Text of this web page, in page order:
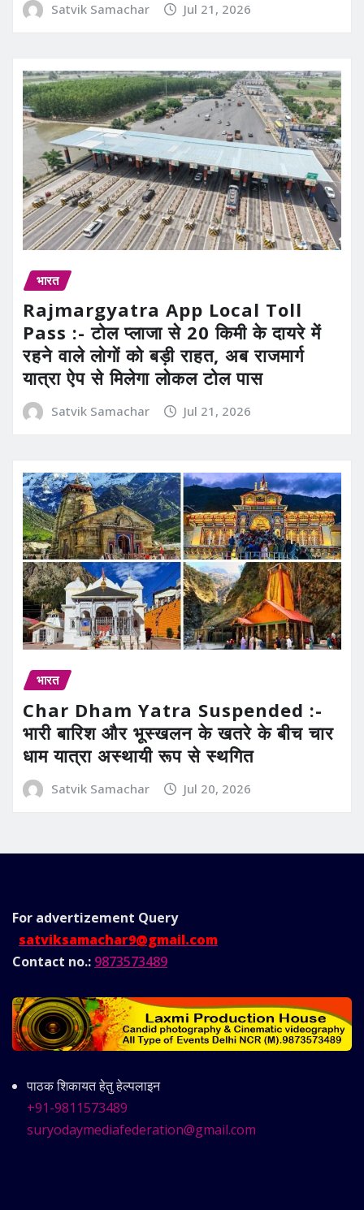
Satvik Samachar Jul 21, 2026
भारत
Rajmargyatra App Local Toll
Pass :- टोल प्लाजा से 20 किमी के दायरे में
रहने वाले लोगों को बड़ी राहत, अब राजमार्ग
यात्रा ऐप से मिलेगा लोकल टोल पास
Satvik Samachar Jul 21, 2026
भारत
Char Dham Yatra Suspended :-
भारी बारिश और भूस्खलन के खतरे के बीच चार
धाम यात्रा अस्थायी रूप से स्थगित
Satvik Samachar Jul 20, 2026
For advertizement Query
satviksamachar9@gmail.com
Contact no.: 9873573489
पाठक शिकायत हेतु हेल्पलाइन
+91-9811573489
suryodaymediafederation@gmail.com